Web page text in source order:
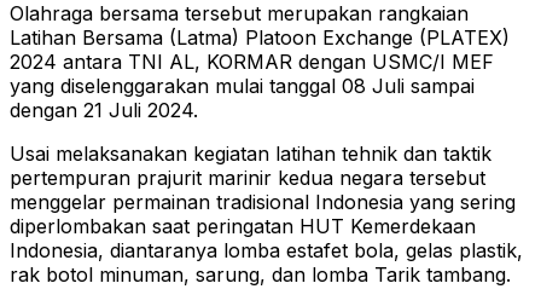
Olahraga bersama tersebut merupakan rangkaian
Latihan Bersama (Latma) Platoon Exchange (PLATEX)
2024 antara TNI AL, KORMAR dengan USMC/I MEF
yang diselenggarakan mulai tanggal 08 Juli sampai
dengan 21 Juli 2024.
Usai melaksanakan kegiatan latihan tehnik dan taktik
pertempuran prajurit marinir kedua negara tersebut
menggelar permainan tradisional Indonesia yang sering
diperlombakan saat peringatan HUT Kemerdekaan
Indonesia, diantaranya lomba estafet bola, gelas plastik,
rak botol minuman, sarung, dan lomba Tarik tambang.